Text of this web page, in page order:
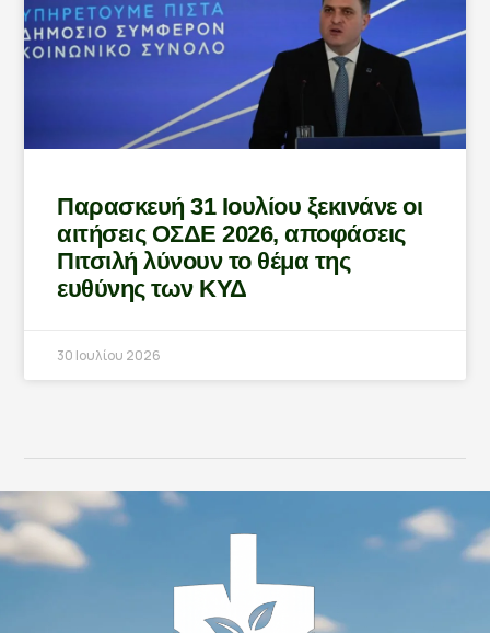
Παρασκευή 31 Ιουλίου ξεκινάνε οι
αιτήσεις ΟΣΔΕ 2026, αποφάσεις
Πιτσιλή λύνουν το θέμα της
ευθύνης των ΚΥΔ
30 Ιουλίου 2026